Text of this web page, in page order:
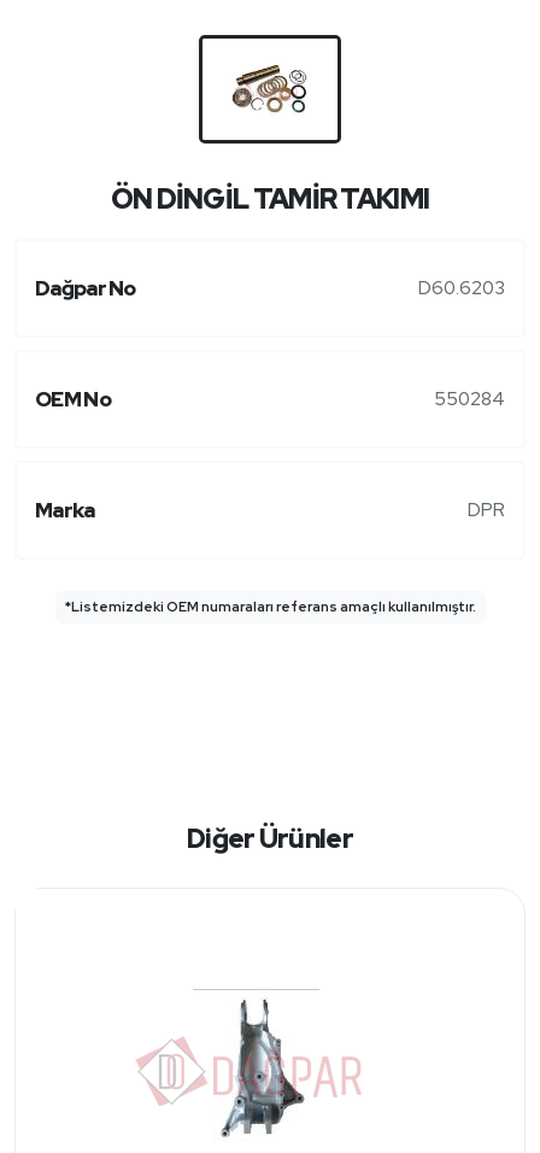
ÖN DİNGİL TAMİR TAKIMI
Dağpar No D60.6203
OEM No 550284
Marka DPR
*Listemizdeki OEM numaraları referans amaçlı kullanılmıştır.
Diğer Ürünler